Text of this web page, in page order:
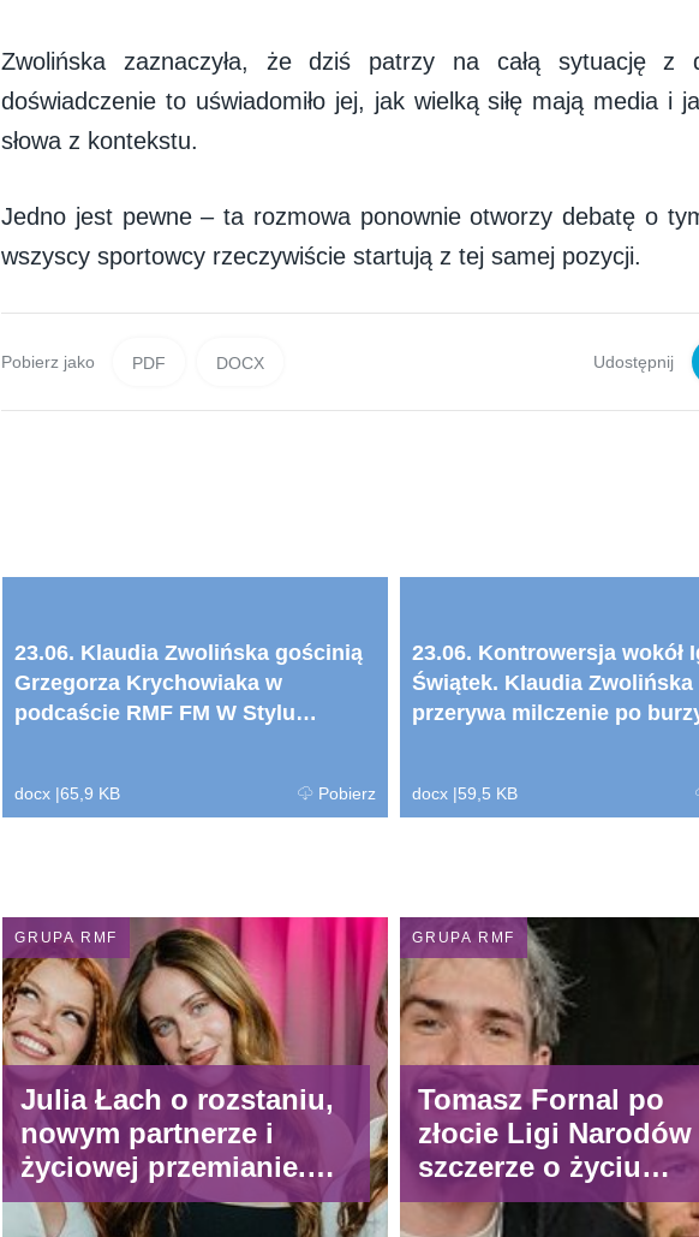
Zwolińska zaznaczyła, że dziś patrzy na całą sytuację z
doświadczenie to uświadomiło jej, jak wielką siłę mają media i
słowa z kontekstu.
Jedno jest pewne – ta rozmowa ponownie otworzy debatę o
wszyscy sportowcy rzeczywiście startują z tej samej pozycji.
Pobierz jako PDF DOCX Udostępnij
23.06. Klaudia Zwolińska gościnią
Grzegorza Krychowiaka w
podcaście RMF FM W Stylu
docx |65,9 KB Pobierz
23.06. Kontrowersja wokół
Świątek. Klaudia Zwolińska
przerywa milczenie po
docx |59,5 KB
GRUPA RMF
Julia Łach o rozstaniu,
nowym partnerze i
życiowej przemianie.
„Dopiero teraz
GRUPA RMF
Tomasz Fornal po
złocie Ligi Narodów
szczerze o życiu
prywatnym. „Po